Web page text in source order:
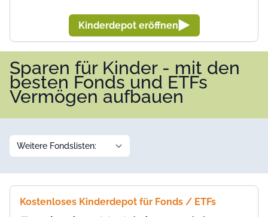
Kinderdepot eröffnen
Sparen für Kinder - mit den
besten Fonds und ETFs
Vermögen aufbauen
Kostenloses Kinderdepot für Fonds / ETFs